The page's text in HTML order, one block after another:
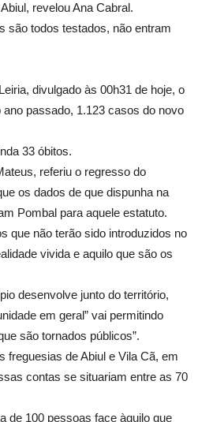
revelou Ana Cabral.
são todos testados, não entram
divulgado às 00h31 de hoje, o
passado, 1.123 casos do novo
33 óbitos.
referiu o regresso do
os dados de que dispunha na
Pombal para aquele estatuto.
que não terão sido introduzidos no
vivida e aquilo que são os
desenvolve junto do território,
em geral” vai permitindo
são tornados públicos”.
freguesias de Abiul e Vila Cã, em
contas se situariam entre as 70
de 100 pessoas face àquilo que